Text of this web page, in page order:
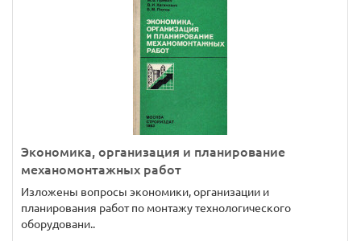
Экономика, организация и планирование
механомонтажных работ
Изложены вопросы экономики, организации и
планирования работ по монтажу технологического
оборудовани..